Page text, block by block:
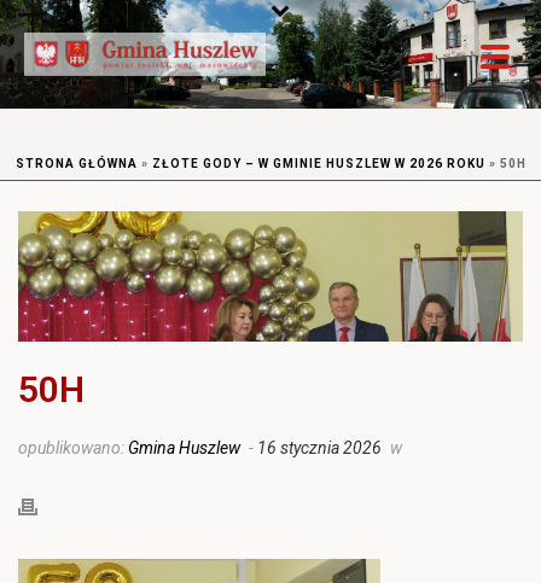
STRONA GŁÓWNA » ZŁOTE GODY – W GMINIE HUSZLEW W 2026 ROKU » 50H
50H
opublikowano: Gmina Huszlew - 16 stycznia 2026 w